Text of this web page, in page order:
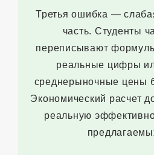
Третья ошибка —
часть. Студенты
переписывают
реальные цифры
среднерыночные цены
Экономический расчет
реальную